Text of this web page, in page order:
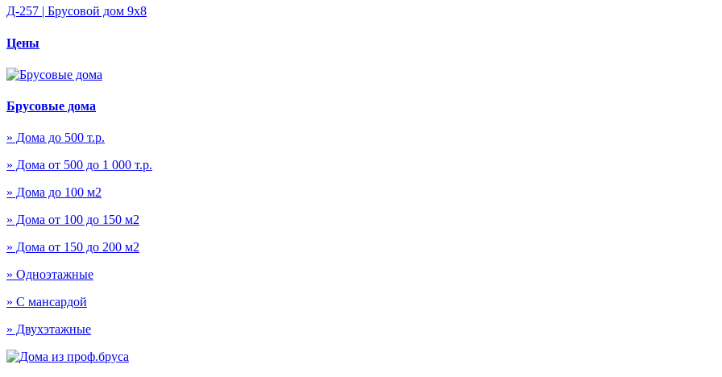
Д-257 | Брусовой дом 9х8
Цены
Брусовые дома
» Дома до 500 т.р.
» Дома от 500 до 1 000 т.р.
» Дома до 100 м2
» Дома от 100 до 150 м2
» Дома от 150 до 200 м2
» Одноэтажные
» С мансардой
» Двухэтажные